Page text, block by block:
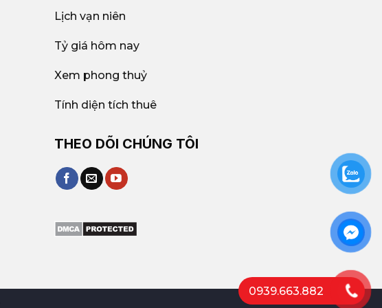
Lịch vạn niên
Tỷ giá hôm nay
Xem phong thuỷ
Tính diện tích thuê
THEO DÕI CHÚNG TÔI
0939.663.882